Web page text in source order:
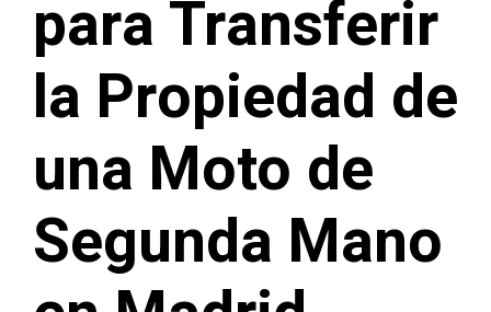
para Transferir
la Propiedad de
una Moto de
Segunda Mano